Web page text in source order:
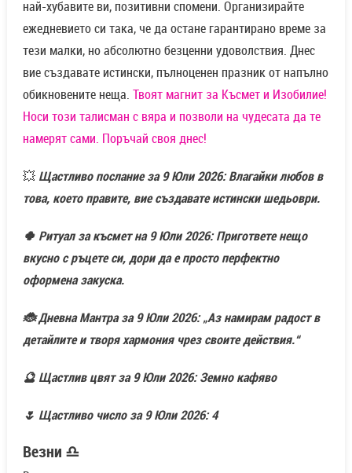
най-хубавите ви, позитивни спомени. Организирайте
ежедневието си така, че да остане гарантирано време за
тези малки, но абсолютно безценни удоволствия. Днес
вие създавате истински, пълноценен празник от напълно
обикновените неща. Твоят магнит за Късмет и Изобилие!
Носи този талисман с вяра и позволи на чудесата да те
намерят сами. Поръчай своя днес!
💥 Щастливо послание за 9 Юли 2026: Влагайки любов в
това, което правите, вие създавате истински шедьоври.
🍀 Ритуал за късмет на 9 Юли 2026: Пригответе нещо
вкусно с ръцете си, дори да е просто перфектно
оформена закуска.
🐞 Дневна Мантра за 9 Юли 2026: „Аз намирам радост в
детайлите и творя хармония чрез своите действия.“
🔮 Щастлив цвят за 9 Юли 2026: Земно кафяво
🌷 Щастливо число за 9 Юли 2026: 4
Везни ♎